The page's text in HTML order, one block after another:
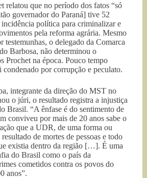
relatou que no período dos fatos “só
governador do Paraná] tive 52
incidência política para criminalizar e
pela reforma agrária. Mesmo
testemunhas, o delegado da Comarca
Barbosa, não determinou o
Prochet na época. Pouco tempo
por corrupção e peculato.
integrante da direção do MST no
o júri, o resultado registra a injustiça
Brasil. “A ênfase é do sentimento de
conviveu por mais de 20 anos sabe o
que a UDR, de uma forma ou
de mortes de pessoas e todo
existia dentro da região […]. É uma
do Brasil como o país da
cometidos contra os povos do
anos”.